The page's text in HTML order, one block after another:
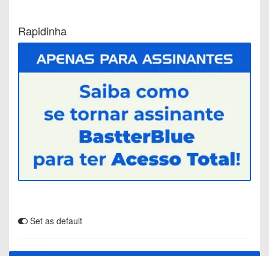
Rapidinha
Set as default